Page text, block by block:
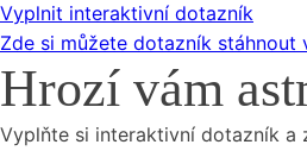
Vyplnit interaktivní dotazník
Zde si můžete dotazník stáhnout
Hrozí vám
Vyplňte si interaktivní dotazník a